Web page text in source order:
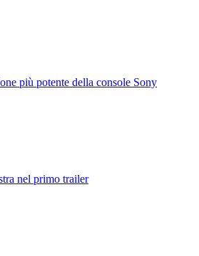
più potente della console Sony
nel primo trailer